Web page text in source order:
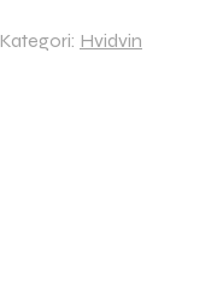
Kategori: Hvidvin